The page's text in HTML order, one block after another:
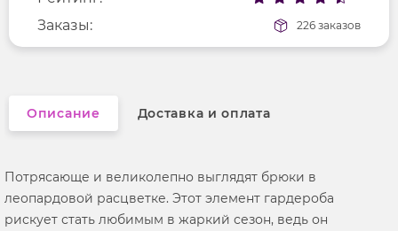
Заказы:
226 заказов
Описание Доставка и оплата
Потрясающе и великолепно выглядят брюки в
леопардовой расцветке. Этот элемент гардероба
рискует стать любимым в жаркий сезон, ведь он